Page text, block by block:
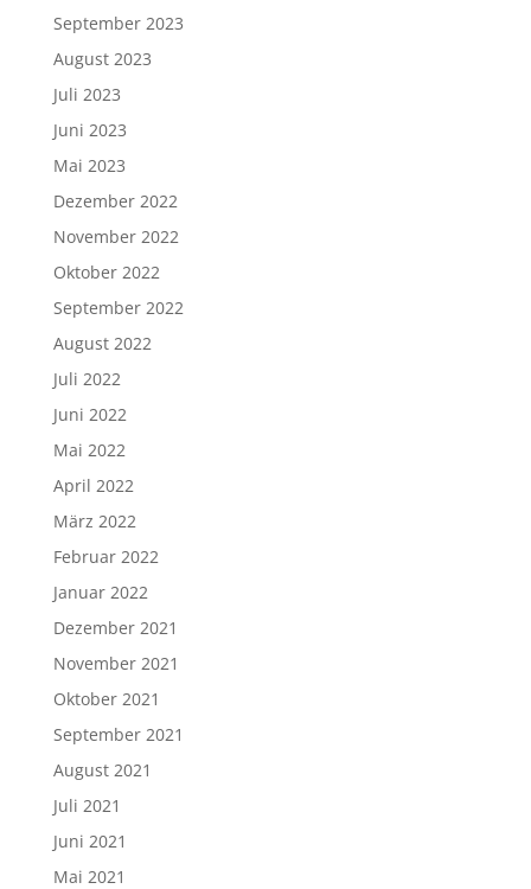
September 2023
August 2023
Juli 2023
Juni 2023
Mai 2023
Dezember 2022
November 2022
Oktober 2022
September 2022
August 2022
Juli 2022
Juni 2022
Mai 2022
April 2022
März 2022
Februar 2022
Januar 2022
Dezember 2021
November 2021
Oktober 2021
September 2021
August 2021
Juli 2021
Juni 2021
Mai 2021